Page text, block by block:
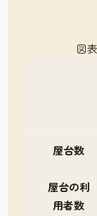
図
屋台数
屋台の利
用者数